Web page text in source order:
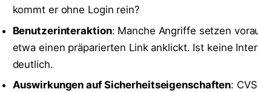
kommt er ohne Login rein?
Benutzerinteraktion: Manche Angriffe setzen
etwa einen präparierten Link anklickt. Ist keine
deutlich.
Auswirkungen auf Sicherheitseigenschaften: